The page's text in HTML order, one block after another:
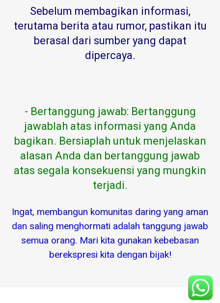
Sebelum membagikan informasi,
terutama berita atau rumor, pastikan itu
berasal dari sumber yang dapat
dipercaya.
- Bertanggung jawab: Bertanggung
jawablah atas informasi yang Anda
bagikan. Bersiaplah untuk menjelaskan
alasan Anda dan bertanggung jawab
atas segala konsekuensi yang mungkin
terjadi.
Ingat, membangun komunitas daring yang aman
dan saling menghormati adalah tanggung jawab
semua orang. Mari kita gunakan kebebasan
berekspresi kita dengan bijak!